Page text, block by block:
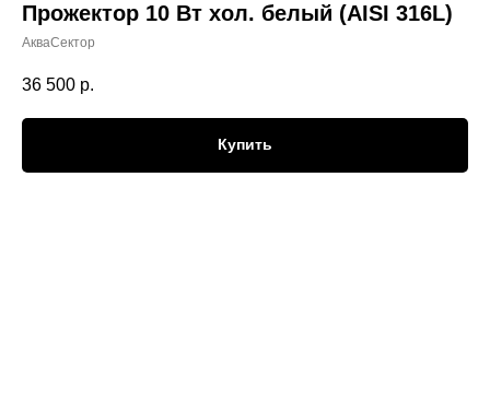
Прожектор 10 Вт хол. белый (AISI 316L)
АкваСектор
36 500 р.
Купить